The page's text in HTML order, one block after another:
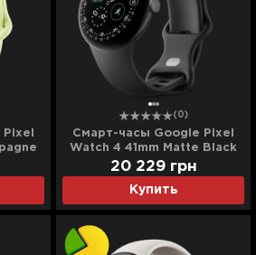
/
(0)
Смарт-часы Google Pixel
Watch 4 41mm Matte Black
Aluminum Case / Obsidian
Active Band (Ultra)
Купить
20 229 грн